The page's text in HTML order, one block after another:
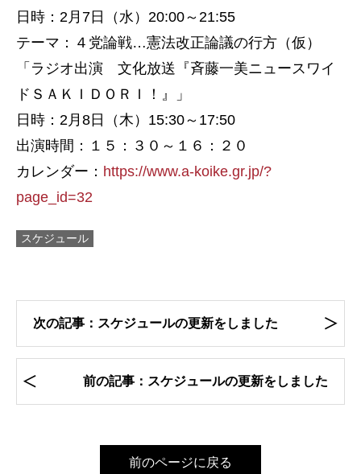
日時：2月7日（水）20:00～21:55
テーマ：４党論戦…憲法改正論議の行方（仮）
「ラジオ出演 文化放送『斉藤一美ニュースワイ
ドＳＡＫＩＤＯＲＩ！』」
日時：2月8日（木）15:30～17:50
出演時間：１５：３０～１６：２０
カレンダー： https://www.a-koike.gr.jp/?
page_id=32
スケジュール
次の記事：スケジュールの更新をしました
前の記事：スケジュールの更新をしました
前のページに戻る